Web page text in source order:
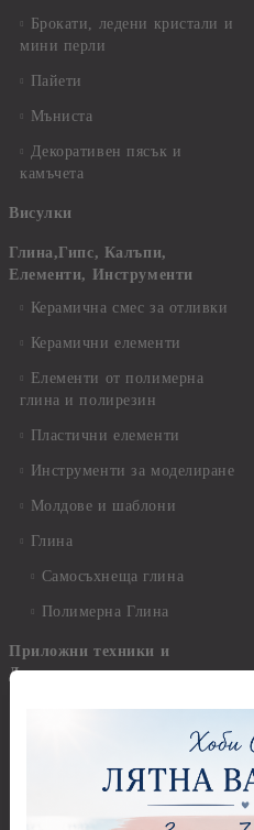
Брокати, ледени кристали и
мини перли
Пайети
Мъниста
Декоративен пясък и
камъчета
Висулки
Глина,Гипс, Калъпи,
Елементи, Инструменти
Керамична смес за отливки
Керамични елементи
Елементи от полимерна
глина и полирезин
Пластични елементи
Инструменти за моделиране
Молдове и шаблони
Глина
Самосъхнеща глина
Полимерна Глина
Приложни техники и
Декупаж
Декупажна хартия
Оризова декупажна хартия